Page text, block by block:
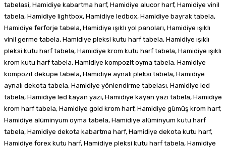
tabelasi, Hamidiye kabartma harf, Hamidiye alucor harf, Hamidiye vinil
tabela, Hamidiye lightbox, Hamidiye ledbox, Hamidiye bayrak tabela,
Hamidiye ferforje tabela, Hamidiye ışıklı yol panoları, Hamidiye ışıklı
vinil germe tabela, Hamidiye pleksi kutu harf tabela, Hamidiye ışıklı
pleksi kutu harf tabela, Hamidiye krom kutu harf tabela, Hamidiye ışıklı
krom kutu harf tabela, Hamidiye kompozit oyma tabela, Hamidiye
kompozit dekupe tabela, Hamidiye aynalı pleksi tabela, Hamidiye
aynalı dekota tabela, Hamidiye yönlendirme tabelası, Hamidiye led
tabela, Hamidiye led kayan yazı, Hamidiye kayan yazı tabela, Hamidiye
krom harf tabela, Hamidiye gold krom harf, Hamidiye gümüş krom harf,
Hamidiye alüminyum oyma tabela, Hamidiye alüminyum kutu harf
tabela, Hamidiye dekota kabartma harf, Hamidiye dekota kutu harf,
Hamidiye forex kutu harf, Hamidiye pleksi kutu harf tabela, Hamidiye